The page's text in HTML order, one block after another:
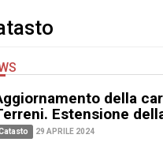
della
Estensione
29 APRILE 2024